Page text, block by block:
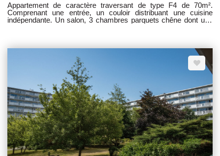
Appartement de caractère traversant de type F4 de 70m².
Comprenant une entrée, un couloir distribuant une cuisine
indépendante. Un salon, 3 chambres parquets chêne dont une
disponibles sur le site Géorisques www.georisques.gouv.fr